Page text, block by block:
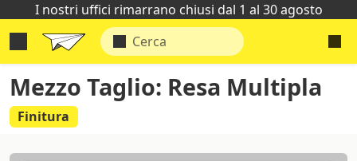
I nostri uffici rimarrano chiusi dal 1 al 30 agosto
Mezzo Taglio: Resa Multipla
Finitura